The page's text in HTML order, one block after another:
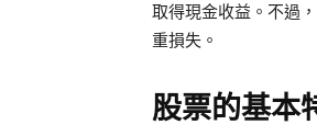
取得現金收益。不過
重損失。
股票的基本